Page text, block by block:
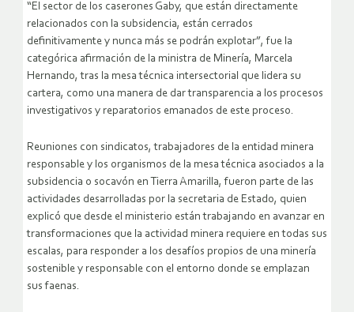
“El sector de los caserones Gaby, que están directamente
relacionados con la subsidencia, están cerrados
definitivamente y nunca más se podrán explotar”, fue la
categórica afirmación de la ministra de Minería, Marcela
Hernando, tras la mesa técnica intersectorial que lidera su
cartera, como una manera de dar transparencia a los procesos
investigativos y reparatorios emanados de este proceso.
Reuniones con sindicatos, trabajadores de la entidad minera
responsable y los organismos de la mesa técnica asociados a la
subsidencia o socavón en Tierra Amarilla, fueron parte de las
actividades desarrolladas por la secretaria de Estado, quien
explicó que desde el ministerio están trabajando en avanzar en
transformaciones que la actividad minera requiere en todas sus
escalas, para responder a los desafíos propios de una minería
sostenible y responsable con el entorno donde se emplazan
sus faenas.